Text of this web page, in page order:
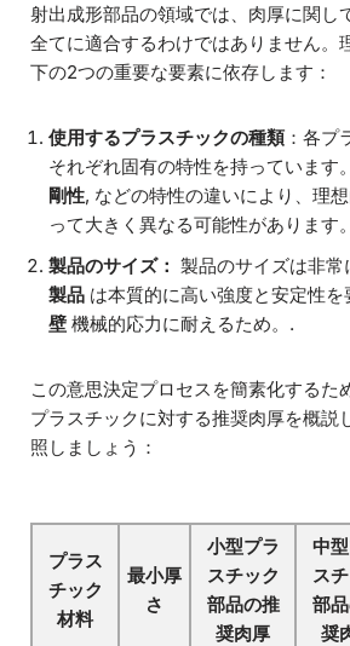
射出成形部品の領域では、肉厚に関し
全てに適合するわけではありません。
下の2つの重要な要素に依存します：
使用するプラスチックの種類 ：各プ
それぞれ固有の特性を持っています。
剛性, などの特性の違いにより、理
って大きく異なる可能性があります
製品のサイズ： 製品のサイズは非常
製品 は本質的に高い強度と安定性を
壁 機械的応力に耐えるため。.
この意思決定プロセスを簡素化するた
プラスチックに対する推奨肉厚を概説
照しましょう：
プラス
チック
材料
最小厚
さ
小型プラ
スチック
部品の推
奨肉厚
中
ス
部
奨